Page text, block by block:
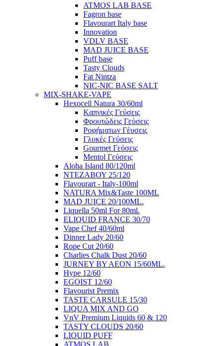
ATMOS LAB BASE
Fagron base
Flavourart Italy base
Innovation
VDLV BASE
MAD JUICE BASE
Puff base
Tasty Clouds
Fat Nintza
NIC-NIC BASE SALT
MIX-SHAKE-VAPE
Hexocell Natura 30/60ml
Kαπνικές Γεύσεις
Φρουτώδεις Γεύσεις
Ροφήματων Γέυσεις
Γλυκές Γεύσεις
Gourmet Γεύσεις
Mentol Γεύσεις
Aloha Island 80/120ml
ΝΤΕΖΑΒΟΥ 25/120
Flavourart - Italy-100ml
NATURA Mix&Taste 100ML
MAD JUICE 20/100ML.
Liquella 50ml For 80ml.
ELIQUID FRANCE 30/70
Vape Chef 40/60ml
Dinner Lady 20/60
Rope Cut 20/60
Charlies Chalk Dust 20/60
JURNEY BY AEON 15/60ML.
Hype 12/60
EGOIST 12/60
Flavourist Premix
ΤΑSTE CARSULE 15/30
LIQUA MIX AND GO
VnV Premium Liquids 60 & 120
TASTY CLOUDS 20/60
LIOUID PUFF
ATMOS LAB